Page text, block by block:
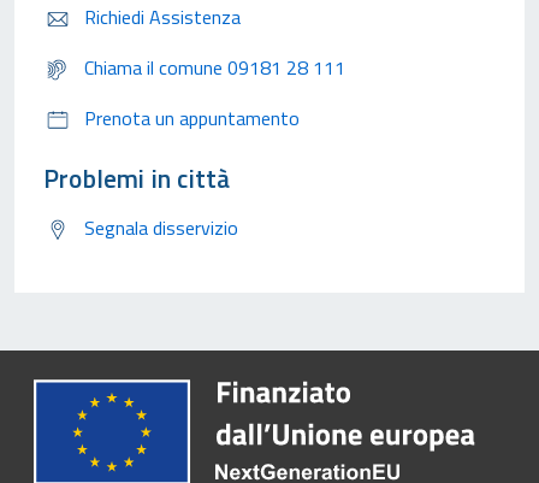
Richiedi Assistenza
Chiama il comune 09181 28 111
Prenota un appuntamento
Problemi in città
Segnala disservizio